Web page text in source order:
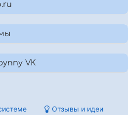
VK
Отзывы и идеи